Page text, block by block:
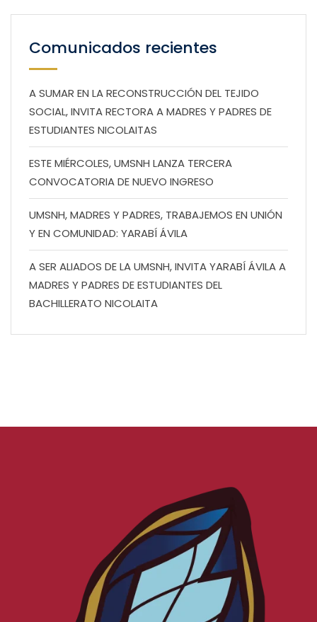
Comunicados recientes
A SUMAR EN LA RECONSTRUCCIÓN DEL TEJIDO
SOCIAL, INVITA RECTORA A MADRES Y PADRES DE
ESTUDIANTES NICOLAITAS
ESTE MIÉRCOLES, UMSNH LANZA TERCERA
CONVOCATORIA DE NUEVO INGRESO
UMSNH, MADRES Y PADRES, TRABAJEMOS EN UNIÓN
Y EN COMUNIDAD: YARABÍ ÁVILA
A SER ALIADOS DE LA UMSNH, INVITA YARABÍ ÁVILA A
MADRES Y PADRES DE ESTUDIANTES DEL
BACHILLERATO NICOLAITA